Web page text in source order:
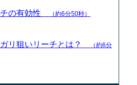
チの有効性 （約6分50秒）
リ狙いリーチとは？
（約6分